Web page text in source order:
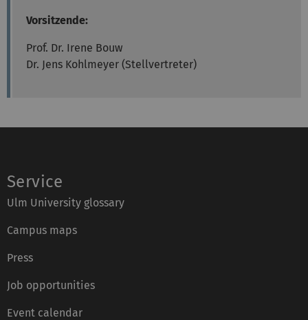
Vorsitzende:
Prof. Dr. Irene Bouw
Dr. Jens Kohlmeyer (Stellvertreter)
Service
Ulm University glossary
Campus maps
Press
Job opportunities
Event calendar